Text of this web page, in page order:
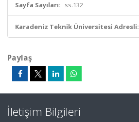
Sayfa Sayıları: ss.132
Karadeniz Teknik Üniversitesi Adresli:
Paylaş
İletişim Bilgileri